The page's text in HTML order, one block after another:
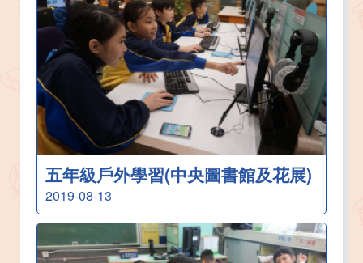
五年級戶外學習(中央圖書館及花展)
2019-08-13